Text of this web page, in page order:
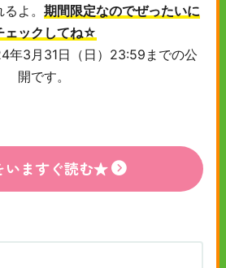
よ。 期間限定なのでぜったいに
ェックしてね☆
年3月31日（日）23:59までの公
開です。
いますぐ読む★